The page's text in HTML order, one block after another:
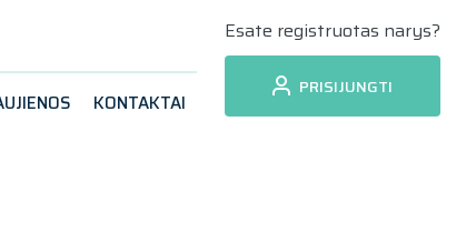
KONTAKTAI
Esate registruotas narys?
PRISIJUNGTI